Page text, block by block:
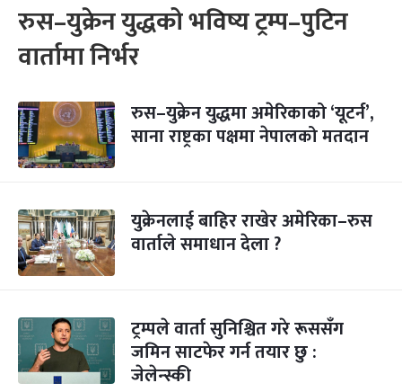
रुस–युक्रेन युद्धको भविष्य ट्रम्प–पुटिन
वार्तामा निर्भर
रुस–युक्रेन युद्धमा अमेरिकाको ‘यूटर्न’,
साना राष्ट्रका पक्षमा नेपालको मतदान
युक्रेनलाई बाहिर राखेर अमेरिका–रुस
वार्ताले समाधान देला ?
ट्रम्पले वार्ता सुनिश्चित गरे रूससँग
जमिन साटफेर गर्न तयार छु :
जेलेन्स्की